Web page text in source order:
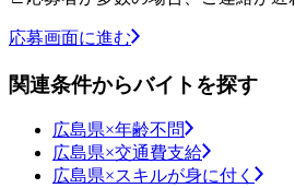
応募画面に進む
関連条件からバイトを探す
広島県×年齢不問
広島県×交通費支給
広島県×スキルが身に付く